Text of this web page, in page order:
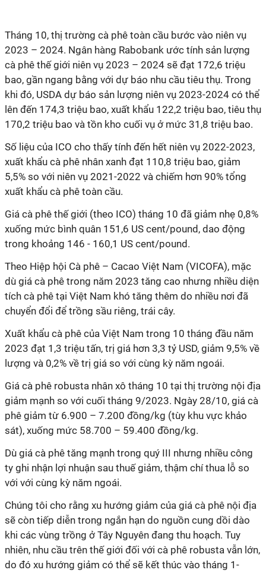
Tháng 10, thị trường cà phê toàn cầu bước vào niên vụ
2023 – 2024. Ngân hàng Rabobank ước tính sản lượng
cà phê thế giới niên vụ 2023 – 2024 sẽ đạt 172,6 triệu
bao, gần ngang bằng với dự báo nhu cầu tiêu thụ. Trong
khi đó, USDA dự báo sản lượng niên vụ 2023-2024 có thể
lên đến 174,3 triệu bao, xuất khẩu 122,2 triệu bao, tiêu thụ
170,2 triệu bao và tồn kho cuối vụ ở mức 31,8 triệu bao.
Số liệu của ICO cho thấy tính đến hết niên vụ 2022-2023,
xuất khẩu cà phê nhân xanh đạt 110,8 triệu bao, giảm
5,5% so với niên vụ 2021-2022 và chiếm hơn 90% tổng
xuất khẩu cà phê toàn cầu.
Giá cà phê thế giới (theo ICO) tháng 10 đã giảm nhẹ 0,8%
xuống mức bình quân 151,6 US cent/pound, dao động
trong khoảng 146 - 160,1 US cent/pound.
Theo Hiệp hội Cà phê – Cacao Việt Nam (VICOFA), mặc
dù giá cà phê trong năm 2023 tăng cao nhưng nhiều diện
tích cà phê tại Việt Nam khó tăng thêm do nhiều nơi đã
chuyển đổi để trồng sầu riêng, trái cây.
Xuất khẩu cà phê của Việt Nam trong 10 tháng đầu năm
2023 đạt 1,3 triệu tấn, trị giá hơn 3,3 tỷ USD, giảm 9,5% về
lượng và 0,2% về trị giá so với cùng kỳ năm ngoái.
Giá cà phê robusta nhân xô tháng 10 tại thị trường nội địa
giảm mạnh so với cuối tháng 9/2023. Ngày 28/10, giá cà
phê giảm từ 6.900 – 7.200 đồng/kg (tùy khu vực khảo
sát), xuống mức 58.700 – 59.400 đồng/kg.
Dù giá cà phê tăng mạnh trong quý III nhưng nhiều công
ty ghi nhận lợi nhuận sau thuế giảm, thậm chí thua lỗ so
với với cùng kỳ năm ngoái.
Chúng tôi cho rằng xu hướng giảm của giá cà phê nội địa
sẽ còn tiếp diễn trong ngắn hạn do nguồn cung dồi dào
khi các vùng trồng ở Tây Nguyên đang thu hoạch. Tuy
nhiên, nhu cầu trên thế giới đối với cà phê robusta vẫn lớn,
do đó xu hướng giảm có thể sẽ kết thúc vào tháng 1-